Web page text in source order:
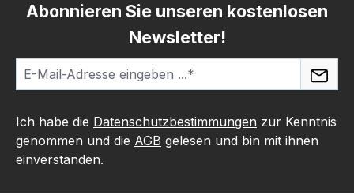
Abonnieren Sie unseren kostenlosen
Newsletter!
Ich habe die Datenschutzbestimmungen zur Kenntnis
genommen und die AGB gelesen und bin mit ihnen
einverstanden.